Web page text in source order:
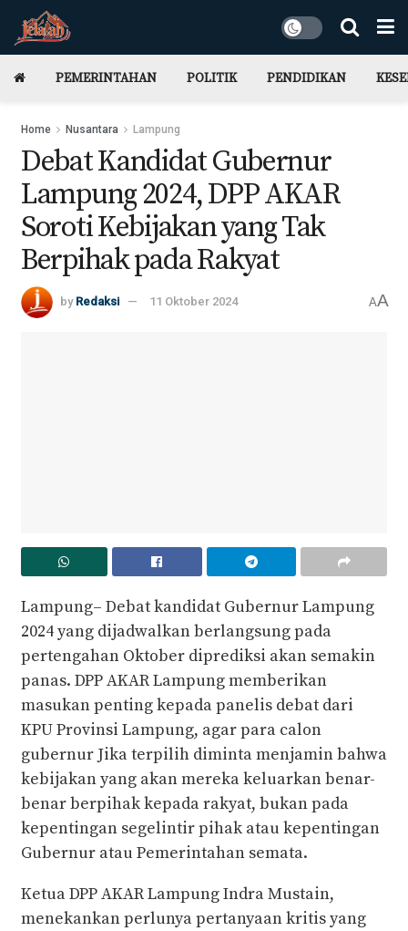
PEMERINTAHAN POLITIK PENDIDIKAN
Home Nusantara Lampung
Debat Kandidat Gubernur
Lampung 2024, DPP AKAR
Soroti Kebijakan yang Tak
Berpihak pada Rakyat
by Redaksi 11 Oktober 2024 AA
Lampung– Debat kandidat Gubernur Lampung
2024 yang dijadwalkan berlangsung pada
pertengahan Oktober diprediksi akan semakin
panas. DPP AKAR Lampung memberikan
masukan penting kepada panelis debat dari
KPU Provinsi Lampung, agar para calon
gubernur Jika terpilih diminta menjamin bahwa
kebijakan yang akan mereka keluarkan benar-
benar berpihak kepada rakyat, bukan pada
kepentingan segelintir pihak atau kepentingan
Gubernur atau Pemerintahan semata.
Ketua DPP AKAR Lampung Indra Mustain,
menekankan perlunya pertanyaan kritis yang